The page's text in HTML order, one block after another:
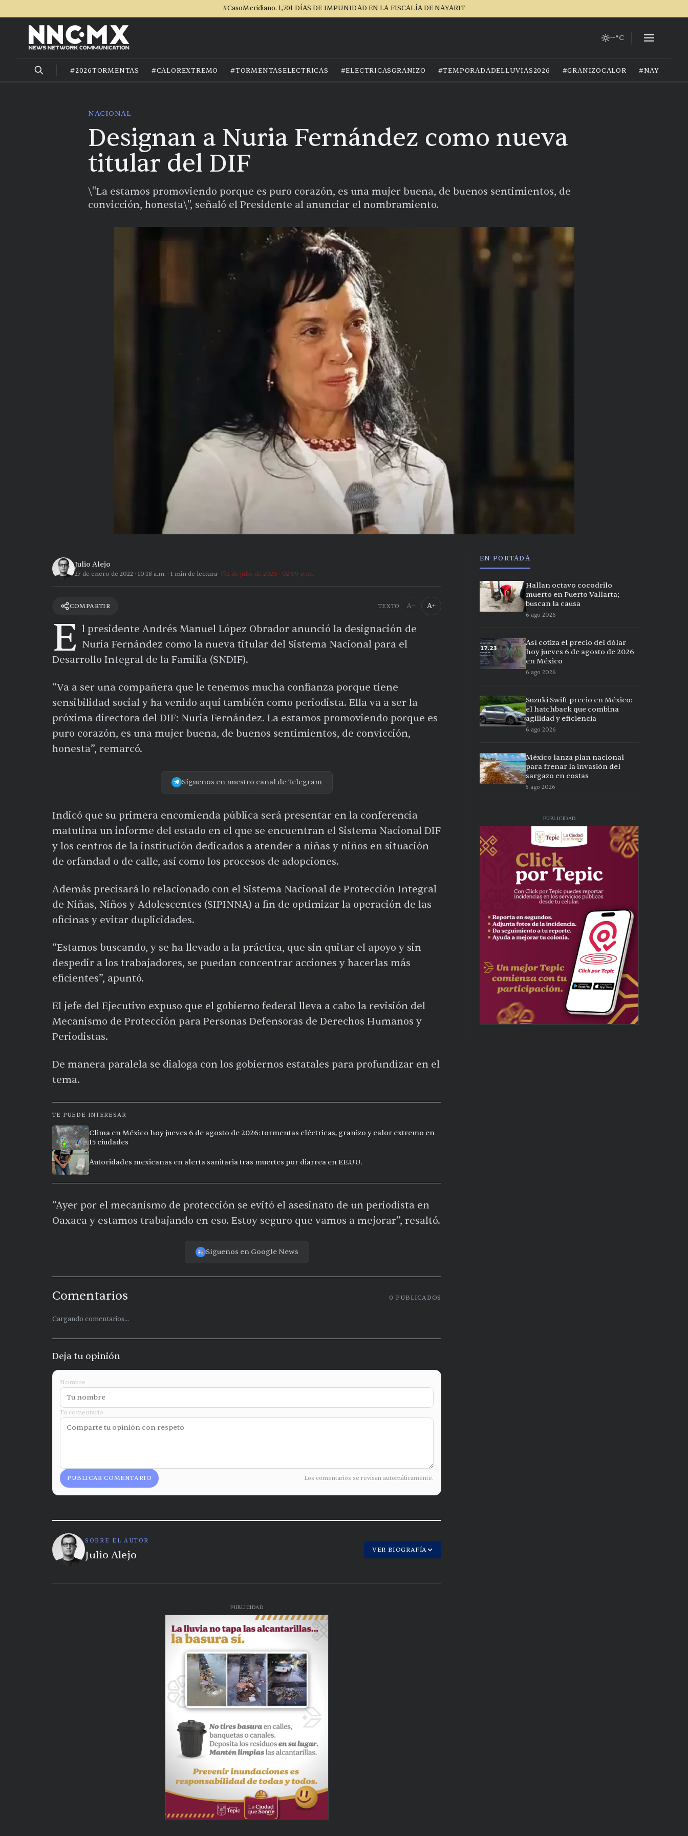
#CasoMeridiano. 1,701 DÍAS DE IMPUNIDAD EN LA FISCALÍA DE NAYARIT
--°C
#2026TORMENTAS #CALOREXTREMO #TORMENTASELECTRICAS #ELECTRICASGRANIZO #TEMPORADADELLUVIAS2026 #GRANIZOCALOR #NAYARIT
NACIONAL
Designan a Nuria Fernández como nueva
titular del DIF
\"La estamos promoviendo porque es puro corazón, es una mujer buena, de buenos sentimientos, de
convicción, honesta\", señaló el Presidente al anunciar el nombramiento.
Julio Alejo
27 de enero de 2022 · 10:18 a.m. · 1 min de lectura 2 de julio de 2026 · 02:09 p.m.
COMPARTIR TEXTO A− A+
E l presidente Andrés Manuel López Obrador anunció la designación de
Nuria Fernández como la nueva titular del Sistema Nacional para el
Desarrollo Integral de la Familia (SNDIF).
“Va a ser una compañera que le tenemos mucha confianza porque tiene
sensibilidad social y ha venido aquí también como periodista. Ella va a ser la
próxima directora del DIF: Nuria Fernández. La estamos promoviendo porque es
puro corazón, es una mujer buena, de buenos sentimientos, de convicción,
honesta”, remarcó.
Síguenos en nuestro canal de Telegram
Indicó que su primera encomienda pública será presentar en la conferencia
matutina un informe del estado en el que se encuentran el Sistema Nacional DIF
y los centros de la institución dedicados a atender a niñas y niños en situación
de orfandad o de calle, así como los procesos de adopciones.
Además precisará lo relacionado con el Sistema Nacional de Protección Integral
de Niñas, Niños y Adolescentes (SIPINNA) a fin de optimizar la operación de las
oficinas y evitar duplicidades.
“Estamos buscando, y se ha llevado a la práctica, que sin quitar el apoyo y sin
despedir a los trabajadores, se puedan concentrar acciones y hacerlas más
eficientes”, apuntó.
El jefe del Ejecutivo expuso que el gobierno federal lleva a cabo la revisión del
Mecanismo de Protección para Personas Defensoras de Derechos Humanos y
Periodistas.
De manera paralela se dialoga con los gobiernos estatales para profundizar en el
tema.
TE PUEDE INTERESAR
Clima en México hoy jueves 6 de agosto de 2026: tormentas eléctricas, granizo y calor extremo en
15 ciudades
Autoridades mexicanas en alerta sanitaria tras muertes por diarrea en EE.UU.
“Ayer por el mecanismo de protección se evitó el asesinato de un periodista en
Oaxaca y estamos trabajando en eso. Estoy seguro que vamos a mejorar”, resaltó.
Síguenos en Google News
Comentarios 0 PUBLICADOS
Cargando comentarios...
Deja tu opinión
Nombre
Tu comentario
PUBLICAR COMENTARIO Los comentarios se revisan automáticamente.
SOBRE EL AUTOR
Julio Alejo VER BIOGRAFÍA
PUBLICIDAD
EN PORTADA
Hallan octavo cocodrilo
muerto en Puerto Vallarta;
buscan la causa
6 ago 2026
Así cotiza el precio del dólar
hoy jueves 6 de agosto de 2026
en México
6 ago 2026
Suzuki Swift precio en México:
el hatchback que combina
agilidad y eficiencia
6 ago 2026
México lanza plan nacional
para frenar la invasión del
sargazo en costas
5 ago 2026
PUBLICIDAD